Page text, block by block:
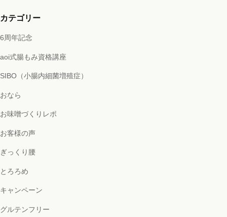
カテゴリー
6周年記念
aoi式腸もみ資格講座
SIBO（小腸内細菌増殖症）
おなら
お味噌づくりレポ
お客様の声
ぎっくり腰
とろろめ
キャンペーン
グルテンフリー